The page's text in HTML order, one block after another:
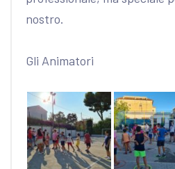
nostro.
Gli Animatori